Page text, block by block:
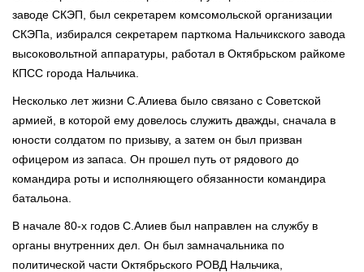
заводе СКЭП, был секретарем комсомольской организации
СКЭПа, избирался секретарем парткома Нальчикского завода
высоковольтной аппаратуры, работал в Октябрьском райкоме
КПСС города Нальчика.
Несколько лет жизни С.Алиева было связано с Советской
армией, в которой ему довелось служить дважды, сначала в
юности солдатом по призыву, а затем он был призван
офицером из запаса. Он прошел путь от рядового до
командира роты и исполняющего обязанности командира
батальона.
В начале 80-х годов С.Алиев был направлен на службу в
органы внутренних дел. Он был замначальника по
политической части Октябрьского РОВД Нальчика,